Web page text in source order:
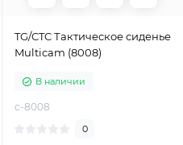
TG/CTC Тактическое сиденье
Multicam (8008)
В наличии
c-8008
0